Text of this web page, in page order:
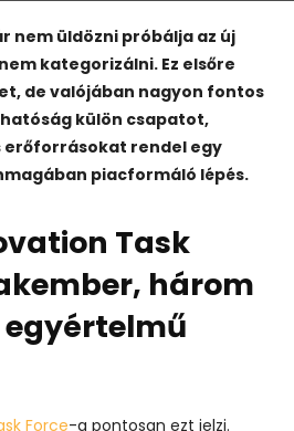
nem üldözni próbálja az új
kategorizálni. Ez elsőre
de valójában nagyon fontos
külön csapatot,
erőforrásokat rendel egy
piacformáló lépés.
Task
három
Force-a pontosan ezt jelzi.